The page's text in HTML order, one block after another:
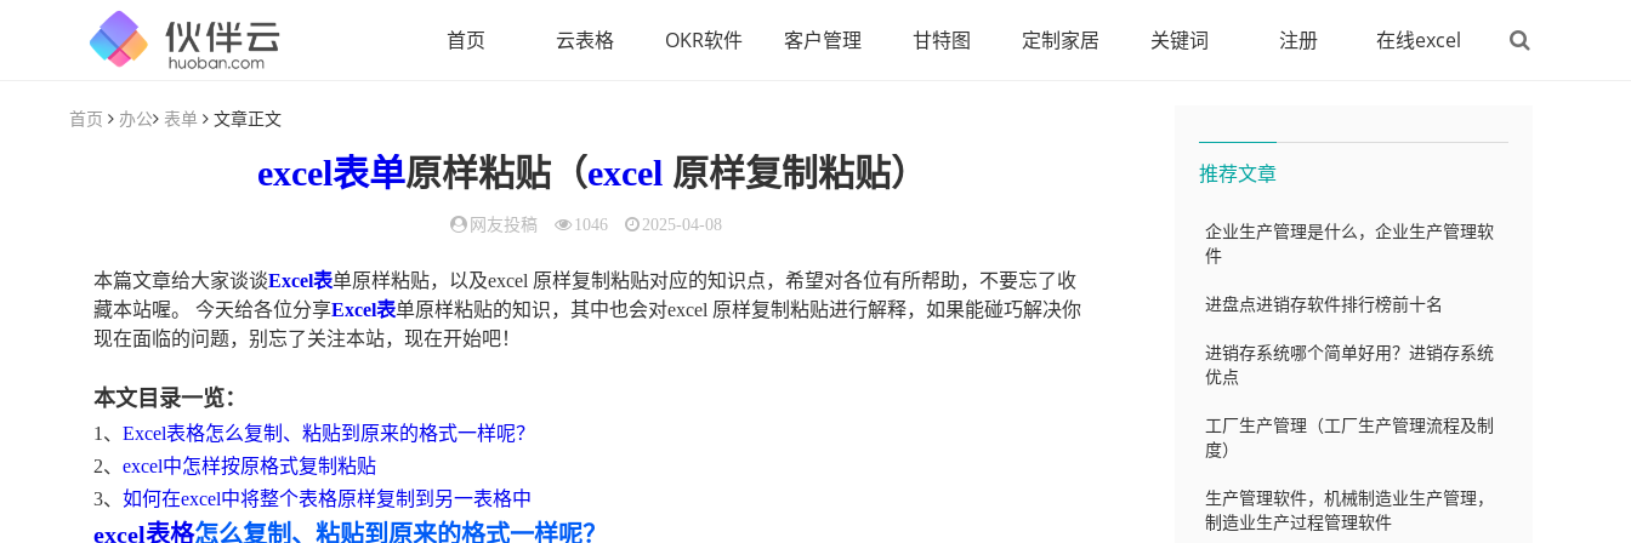
首页 云表格 OKR软件 客户管理 甘特图 定制家居 关键词 注册 在线excel
首页 办公 表单 文章正文
excel表单原样粘贴（excel 原样复制粘贴）
网友投稿 1046 2025-04-08
本篇文章给大家谈谈Excel表单原样粘贴，以及excel 原样复制粘贴对应的知识点，希望对各位有所帮助，不要忘了收
藏本站喔。 今天给各位分享Excel表单原样粘贴的知识，其中也会对excel 原样复制粘贴进行解释，如果能碰巧解决你
现在面临的问题，别忘了关注本站，现在开始吧！
本文目录一览：
1、 Excel表格怎么复制、粘贴到原来的格式一样呢？
2、 excel中怎样按原格式复制粘贴
3、 如何在excel中将整个表格原样复制到另一表格中
excel表格怎么复制、粘贴到原来的格式一样呢？
推荐文章
企业生产管理是什么，企业生产管理软
件
进盘点进销存软件排行榜前十名
进销存系统哪个简单好用？进销存系统
优点
工厂生产管理（工厂生产管理流程及制
度）
生产管理软件，机械制造业生产管理，
制造业生产过程管理软件